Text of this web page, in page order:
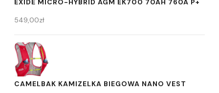
EXIDE MICRO-HYBRID AGM EK700 70AH 760A P+
549,00zł
CAMELBAK KAMIZELKA BIEGOWA NANO VEST